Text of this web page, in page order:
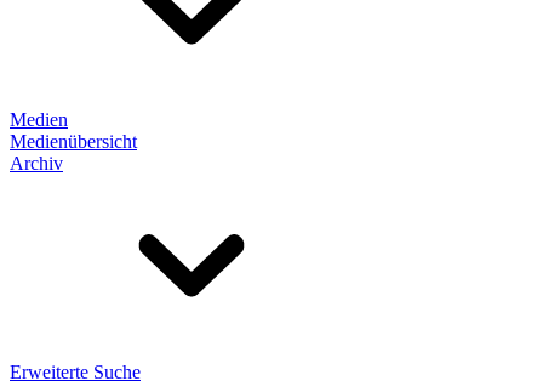
Medien
Medienübersicht
Archiv
Erweiterte Suche